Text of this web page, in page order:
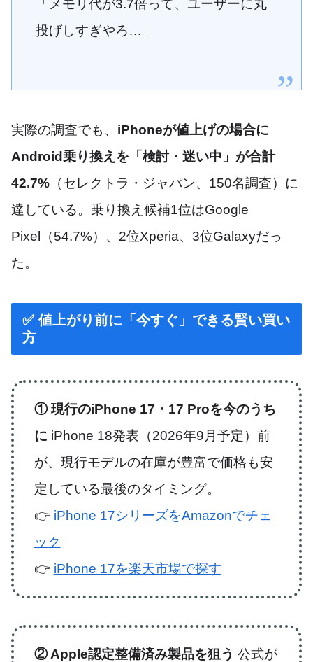
「メモリ代が3.7倍って、ユーザーに丸
投げしすぎやろ…」
実際の調査でも、 iPhoneが値上げの場合に
Android乗り換えを「検討・迷い中」が合計
42.7% （セレクトラ・ジャパン、150名調査）に
達している。乗り換え候補1位はGoogle
Pixel（54.7%）、2位Xperia、3位Galaxyだっ
た。
✅ 値上がり前に「今すぐ」できる賢い買い
方
① 現行のiPhone 17・17 Proを今のうち
に iPhone 18発表（2026年9月予定）前
が、現行モデルの在庫が豊富で価格も安
定している最後のタイミング。
👉 iPhone 17シリーズをAmazonでチェ
ック
👉 iPhone 17を楽天市場で探す
② Apple認定整備済み製品を狙う 公式が